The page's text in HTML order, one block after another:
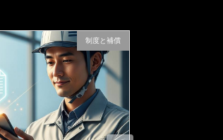
制度と補償